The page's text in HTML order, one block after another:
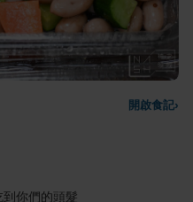
開啟食記›
你們的頭髮